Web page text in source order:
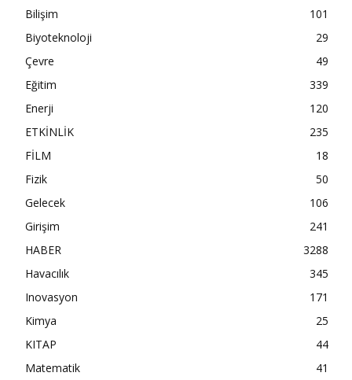
Bilişim
101
Biyoteknoloji
29
Çevre
49
Eğitim
339
Enerji
120
ETKİNLİK
235
FİLM
18
Fizik
50
Gelecek
106
Girişim
241
HABER
3288
Havacılık
345
Inovasyon
171
Kimya
25
KITAP
44
Matematik
41